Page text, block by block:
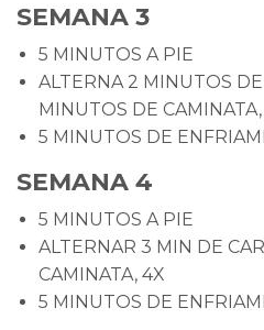
SEMANA 3
5 MINUTOS A PIE
ALTERNA 2 MINUTOS DE
MINUTOS DE CAMINATA,
5 MINUTOS DE
SEMANA 4
5 MINUTOS A PIE
ALTERNAR 3 MIN DE
CAMINATA, 4X
5 MINUTOS DE